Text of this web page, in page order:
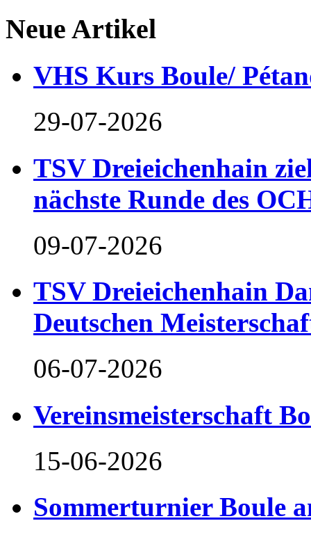
Neue Artikel
VHS Kurs Boule/
29-07-2026
TSV Dreieichenhain
nächste Runde des
09-07-2026
TSV Dreieichenhain
Deutschen
06-07-2026
Vereinsmeisterschaft
15-06-2026
Sommerturnier Boule